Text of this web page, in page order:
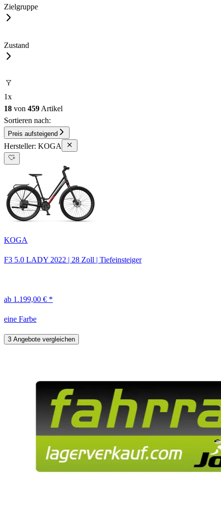
Zielgruppe
Zustand
1x
18 von 459 Artikel
Sortieren nach:
Preis aufsteigend
Hersteller: KOGA
KOGA
F3 5.0 LADY 2022 | 28 Zoll | Tiefeinsteiger
ab 1.199,00 € *
eine Farbe
3 Angebote vergleichen